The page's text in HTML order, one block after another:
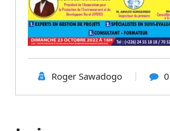
Roger Sawadogo